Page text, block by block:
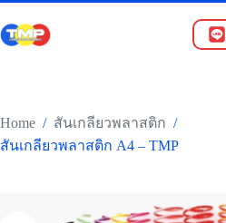
Skip
to
content
Home / สันเกลียวพลาสติก /
สันเกลียวพลาสติก A4 – TMP